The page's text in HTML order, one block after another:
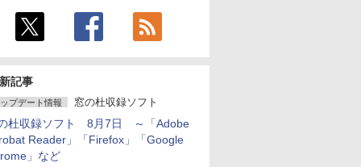
記事
プデート情報 窓の杜収録ソフト
杜収録ソフト 8月7日 ～「Adobe
Reader」「Firefox」「Google
」など